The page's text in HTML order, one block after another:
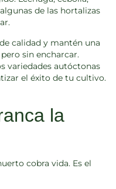
de las hortalizas
calidad y mantén una
sin encharcar.
variedades autóctonas
el éxito de tu cultivo.
la
cobra vida. Es el